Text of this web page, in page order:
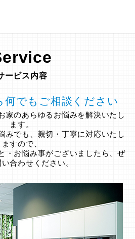
ービス内容
何でもご相談ください
家のあらゆるお悩みを解決いたし
ます。
みでも、親切・丁寧に対応いたし
ますので、
・お悩み事がございましたら、ぜ
合わせください。